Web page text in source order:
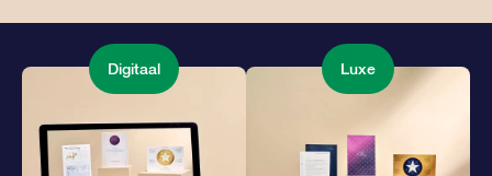
Digitaal Luxe